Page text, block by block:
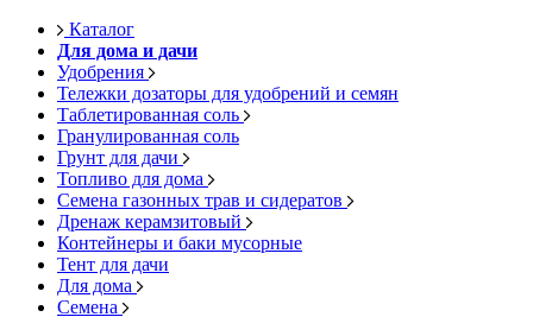
Каталог
Для дома и дачи
Удобрения
Тележки дозаторы для удобрений и семян
Таблетированная соль
Гранулированная соль
Грунт для дачи
Топливо для дома
Семена газонных трав и сидератов
Дренаж керамзитовый
Контейнеры и баки мусорные
Тент для дачи
Для дома
Семена